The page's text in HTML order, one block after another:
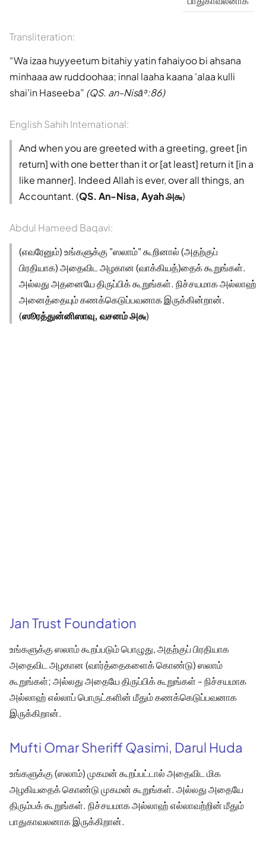
Transliteration:
Wa izaa huyyeetum bitahiy yatin fahaiyoo bi ahsana
minhaaa aw ruddoohaa; innal laaha kaana 'alaa kulli
shai'in Haseeba (QS. an-Nisāʾ:86)
English Sahih International:
And when you are greeted with a greeting, greet [in
return] with one better than it or [at least] return it [in a
like manner]. Indeed Allah is ever, over all things, an
Accountant. (QS. An-Nisa, Ayah ௮௬)
Abdul Hameed Baqavi:
(எவரேனும்) உங்களுக்கு "ஸலாம்" கூறினால் (அதற்குப்
பிரதியாக) அதைவிட அழகான (வாக்கியத்)தைக் கூறுங்கள்.
அல்லது அதனையே திருப்பிக் கூறுங்கள். நிச்சயமாக அல்லாஹ்
அனைத்தையும் கணக்கெடுப்பவனாக இருக்கின்றான்.
(ஸூரத்துன்னிஸாவு, வசனம் ௮௬)
Jan Trust Foundation
உங்களுக்கு ஸலாம் கூறப்படும் பொழுது, அதற்குப் பிரதியாக
அதைவிட அழகான (வார்த்தைகளைக் கொண்டு) ஸலாம்
கூறுங்கள்; அல்லது அதையே திருப்பிக் கூறுங்கள் - நிச்சயமாக
அல்லாஹ் எல்லாப் பொருட்களின் மீதும் கணக்கெடுப்பவனாக
இருக்கிறான்.
Mufti Omar Sheriff Qasimi, Darul Huda
உங்களுக்கு (ஸலாம்) முகமன் கூறப்பட்டால் அதைவிட மிக
அழகியதைக் கொண்டு முகமன் கூறுங்கள். அல்லது அதையே
திரும்பக் கூறுங்கள். நிச்சயமாக அல்லாஹ் எல்லாவற்றின் மீதும்
பாதுகாவலனாக இருக்கிறான்.